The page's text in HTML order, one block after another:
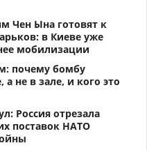
Чен Ына готовят к
в Киеве уже
мобилизации
почему бомбу
а не в зале, и кого это
Россия отрезала
поставок НАТО